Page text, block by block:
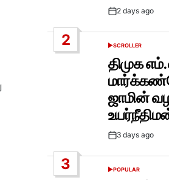
Post2 days ago
2
POSTED
SCROLLER
திமுக
ஜாமின்
Post3 days ago
3
POSTED
POPULAR